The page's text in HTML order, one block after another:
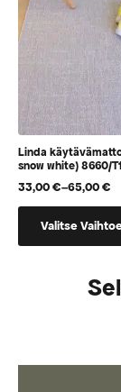
valinnat
tuotteen
sivulla.
Linda
snow white) 8660/
33,00€–65,00€
Hintaluokka:
33,00 €
Valitse
muunnelma.
valinnat